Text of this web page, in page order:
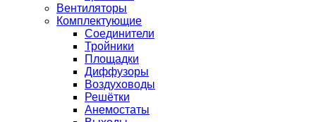
Вентиляторы
Комплектующие
Соединители
Тройники
Площадки
Диффузоры
Воздуховоды
Решётки
Анемостаты